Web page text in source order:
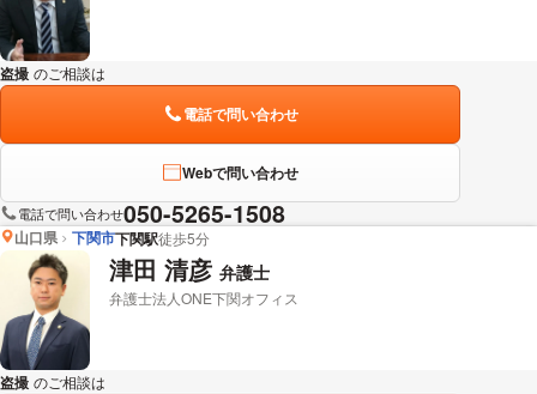
盗撮 のご相談は
電話で問い合わせ
Webで問い合わせ
電話で問い合わせ050-5265-1508
山口県 下関市下関駅徒歩5分
津田 清彦 弁護士
弁護士法人ONE下関オフィス
盗撮 のご相談は